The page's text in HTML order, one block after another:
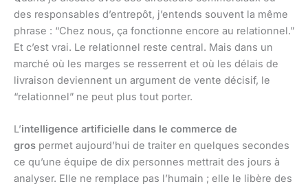
des responsables d’entrepôt, j’entends souvent la même
phrase : “Chez nous, ça fonctionne encore au relationnel.”
Et c’est vrai. Le relationnel reste central. Mais dans un
marché où les marges se resserrent et où les délais de
livraison deviennent un argument de vente décisif, le
“relationnel” ne peut plus tout porter.
L’intelligence artificielle dans le commerce de
gros permet aujourd’hui de traiter en quelques secondes
ce qu’une équipe de dix personnes mettrait des jours à
analyser. Elle ne remplace pas l’humain ; elle le libère des